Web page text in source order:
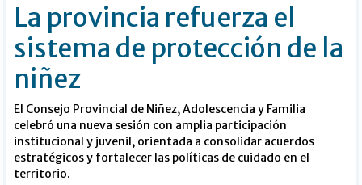
La provincia refuerza el
sistema de protección de la
niñez
El Consejo Provincial de Niñez, Adolescencia y Familia
celebró una nueva sesión con amplia participación
institucional y juvenil, orientada a consolidar acuerdos
estratégicos y fortalecer las políticas de cuidado en el
territorio.